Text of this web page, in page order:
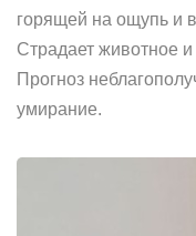
горящей на ощупь и
Страдает животное
Прогноз
умирание.